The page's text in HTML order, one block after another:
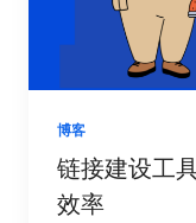
追踪就像一盏明
晰地了解每一次
哪些策略有效
要查看仪表盘一
掌握网站的“行驶
想一下，一个射
点，他该如何调
设也是如此，只
博客
链接建设工
效率